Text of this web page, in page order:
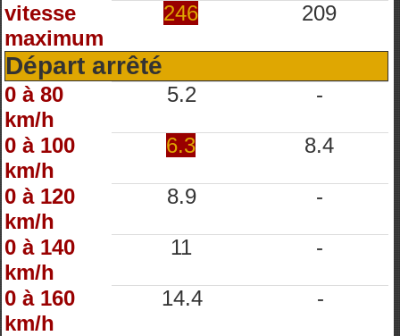
vitesse
maximum
246 209
Départ arrêté
0 à 80
km/h
5.2 -
0 à 100
km/h
6.3 8.4
0 à 120
km/h
8.9 -
0 à 140
km/h
11 -
0 à 160
km/h
14.4 -